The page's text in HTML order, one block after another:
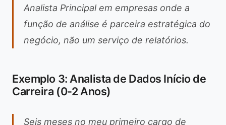
Analista Principal em empresas onde a
função de análise é parceira estratégica do
negócio, não um serviço de relatórios.
Exemplo 3: Analista de Dados Início de
Carreira (0-2 Anos)
Seis meses no meu primeiro cargo de